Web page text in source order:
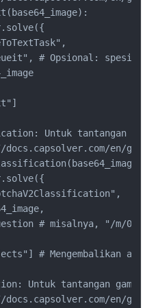
# Opsional:
Untuk tantangan
en/
# misalnya, "/m/
# Mengembalikan
Untuk tantangan gambar
en/